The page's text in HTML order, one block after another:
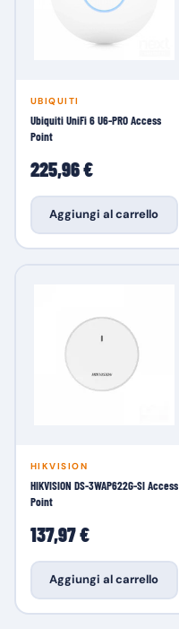
UBIQUITI
Ubiquiti UniFi 6 U6-PRO Access
Point
225,96 €
Aggiungi al carrello
HIKVISION
HIKVISION DS-3WAP622G-SI Access
Point
137,97 €
Aggiungi al carrello